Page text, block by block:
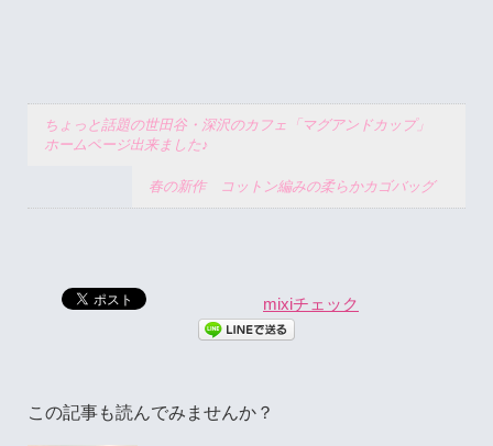
ちょっと話題の世田谷・深沢のカフェ「マグアンドカップ」
ホームページ出来ました♪
春の新作 コットン編みの柔らかカゴバッグ
mixiチェック
この記事も読んでみませんか？